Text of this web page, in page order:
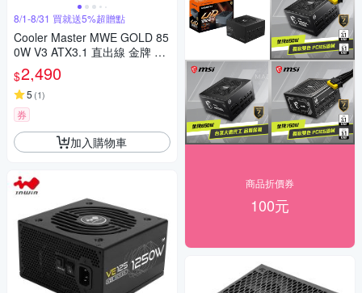
8/1-8/31 買就送5%超贈點
Cooler Master MWE GOLD 85
0W V3 ATX3.1 直出線 金牌 85
0w 電源供應器 黑色
$2,490
5 (1)
券
加入購物車
商品折價券
100元